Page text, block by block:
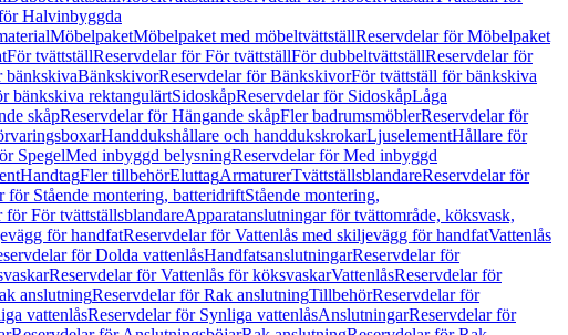
Halvinbyggda
MöbelpaketMöbelpaket med möbeltvättställReservdelar för Möbelpaket
För tvättställReservdelar för För tvättställFör dubbeltvättställReservdelar för
bänkskivaBänkskivorReservdelar för BänkskivorFör tvättställ för bänkskiva
bänkskiva rektangulärtSidoskåpReservdelar för SidoskåpLåga
skåpReservdelar för Hängande skåpFler badrumsmöblerReservdelar för
Handdukshållare och handdukskrokarLjuselementHållare för
SpegelMed inbyggd belysningReservdelar för Med inbyggd
HandtagFler tillbehörEluttagArmaturerTvättställsblandareReservdelar för
för Stående montering, batteridriftStående montering,
för För tvättställsblandareApparatanslutningar för tvättområde, köksvask,
för handfatReservdelar för Vattenlås med skiljevägg för handfatVattenlås
för Dolda vattenlåsHandfatsanslutningarReservdelar för
Reservdelar för Vattenlås för köksvaskarVattenlåsReservdelar för
anslutningReservdelar för Rak anslutningTillbehörReservdelar för
vattenlåsReservdelar för Synliga vattenlåsAnslutningarReservdelar för